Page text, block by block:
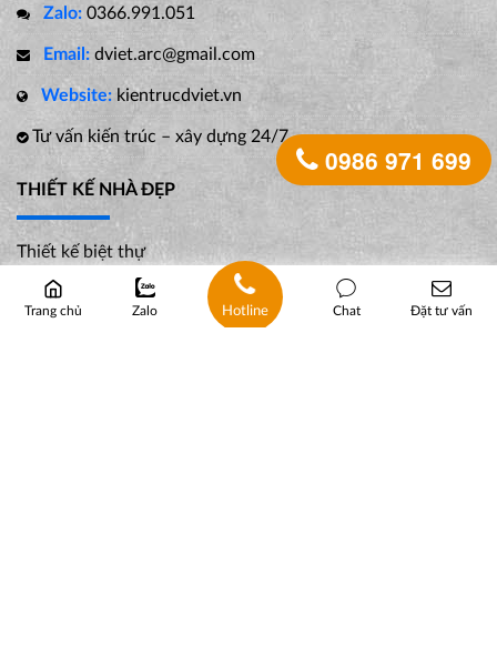
Zalo: 0366.991.051
Email: dviet.arc@gmail.com
Website: kientrucdviet.vn
Tư vấn kiến trúc – xây dựng 24/7
THIẾT KẾ NHÀ ĐẸP
Thiết kế biệt thự
Thiết kế biệt thự hiện đại
Thiết kế biệt thự Pháp
0986 971 699
Trang chủ Zalo Hotline Chat Đặt tư vấn